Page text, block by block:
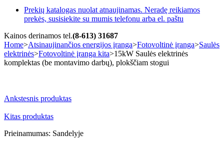
Prekių katalogas nuolat atnaujinamas. Neradę reikiamos
prekės, susisiekite su mumis telefonu arba el. paštu
Kainos derinamos tel.(8-613) 31687
Home>Atsinaujinančios energijos įranga>Fotovoltinė įranga>Saulės
elektrinės>Fotovoltinė įranga kita>15kW Saulės elektrinės
komplektas (be montavimo darbų), plokščiam stogui
Ankstesnis produktas
Kitas produktas
Prieinamumas: Sandelyje